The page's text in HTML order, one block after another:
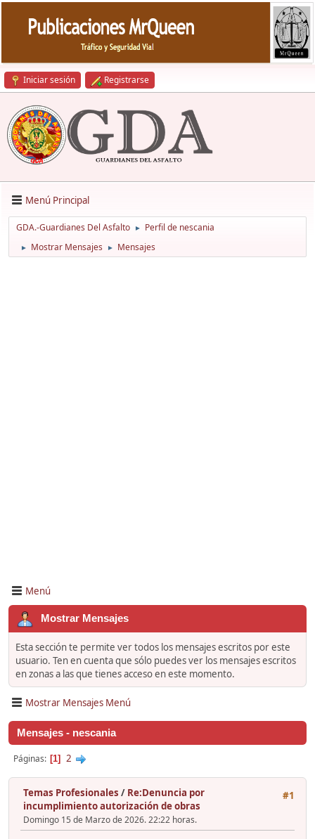
Iniciar sesión Registrarse
Menú Principal
GDA.-Guardianes Del Asfalto ► Perfil de nescania
► Mostrar Mensajes ► Mensajes
Menú
Mostrar Mensajes
Esta sección te permite ver todos los mensajes escritos por este
usuario. Ten en cuenta que sólo puedes ver los mensajes escritos
en zonas a las que tienes acceso en este momento.
Mostrar Mensajes Menú
Mensajes - nescania
Páginas 1 2
#1
Temas Profesionales / Re:Denuncia por
incumplimiento autorización de obras
Domingo 15 de Marzo de 2026. 22:22 horas.